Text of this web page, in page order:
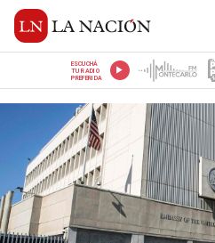
ESCUCHÁ
TU RADIO
PREFERIDA